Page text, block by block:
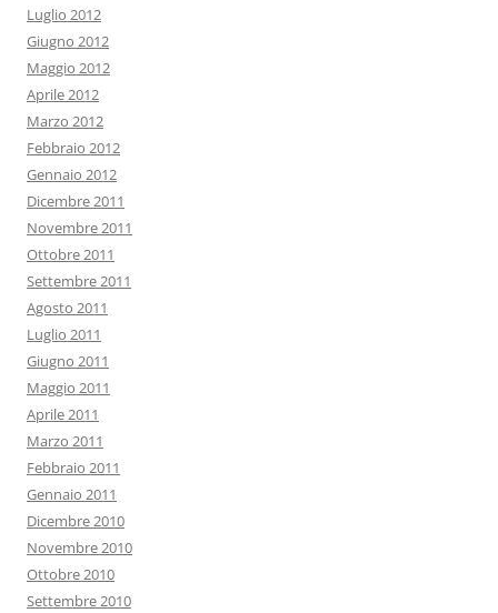
Luglio 2012
Giugno 2012
Maggio 2012
Aprile 2012
Marzo 2012
Febbraio 2012
Gennaio 2012
Dicembre 2011
Novembre 2011
Ottobre 2011
Settembre 2011
Agosto 2011
Luglio 2011
Giugno 2011
Maggio 2011
Aprile 2011
Marzo 2011
Febbraio 2011
Gennaio 2011
Dicembre 2010
Novembre 2010
Ottobre 2010
Settembre 2010